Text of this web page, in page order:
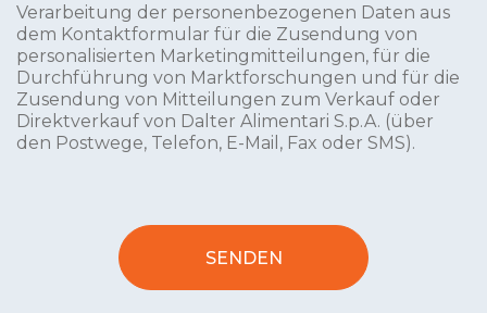
Verarbeitung der personenbezogenen Daten aus
dem Kontaktformular für die Zusendung von
personalisierten Marketingmitteilungen, für die
Durchführung von Marktforschungen und für die
Zusendung von Mitteilungen zum Verkauf oder
Direktverkauf von Dalter Alimentari S.p.A. (über
den Postwege, Telefon, E-Mail, Fax oder SMS).